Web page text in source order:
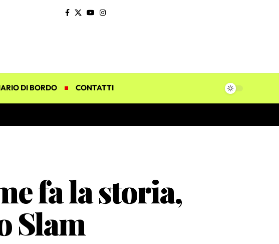
DI BORDO CONTATTI
fa la storia,
Slam